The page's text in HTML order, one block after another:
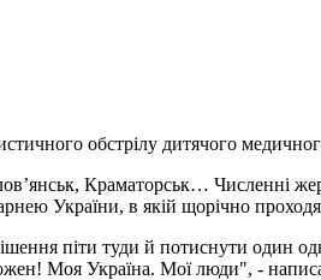
обстрілу дитячого
Краматорськ… Численні
України, в якій щорічно
піти туди й потиснути один
Моя Україна. Мої люди", -